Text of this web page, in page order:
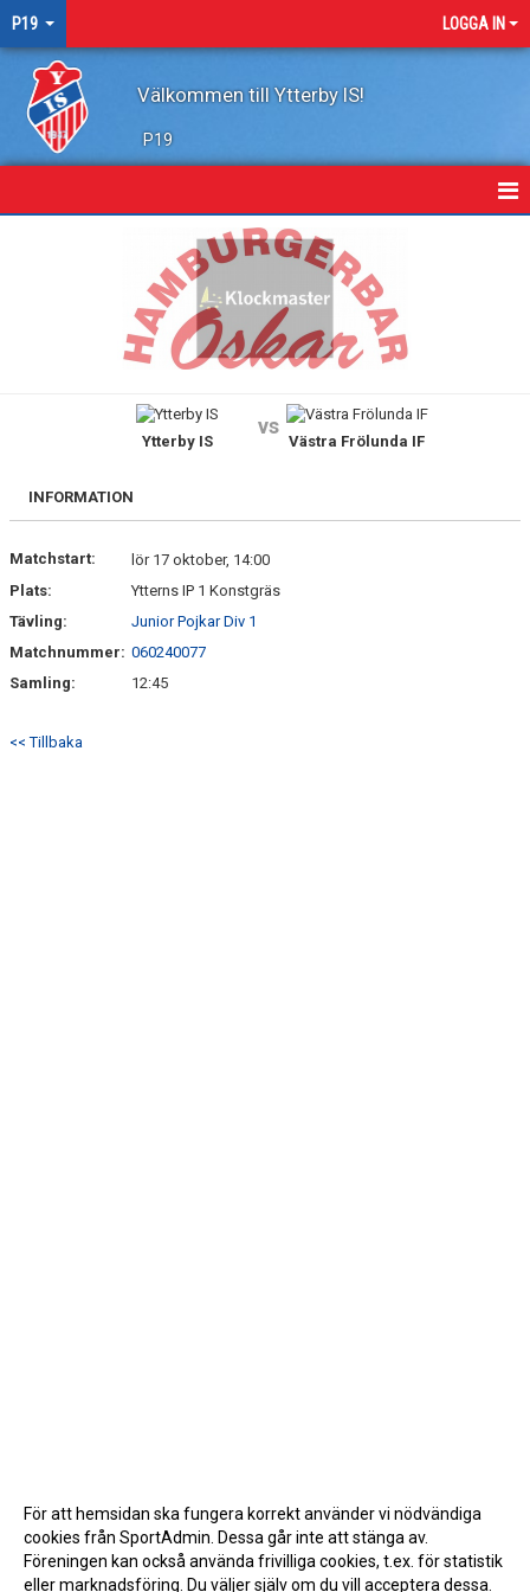
P19 LOGGA IN
Välkommen till Ytterby IS!
P19
Ytterby IS
vs
Västra Frölunda IF
INFORMATION
Matchstart:
lör 17 oktober, 14:00
Plats:
Ytterns IP 1 Konstgräs
Tävling:
Junior Pojkar Div 1
Matchnummer: 060240077
Samling:
12:45
<< Tillbaka
För att hemsidan ska fungera korrekt använder vi nödvändiga
cookies från SportAdmin. Dessa går inte att stänga av.
Föreningen kan också använda frivilliga cookies, t.ex. för statistik
eller marknadsföring. Du väljer själv om du vill acceptera dessa.